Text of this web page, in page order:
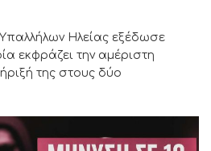
Ηλείας εξέδωσε
εκφράζει την αμέριστη
της στους δύο